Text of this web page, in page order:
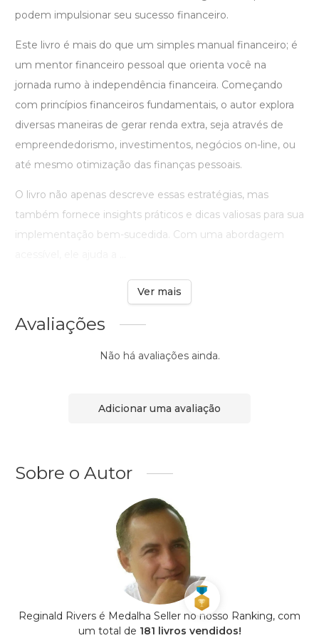
podem impulsionar seu sucesso financeiro.
Este livro é mais do que um simples manual financeiro; é
um mentor financeiro pessoal que orienta você na
jornada rumo à independência financeira. Começando
com princípios financeiros fundamentais, o autor explora
diversas maneiras de gerar renda extra, seja através de
empreendedorismo, investimentos, negócios on-line, ou
até mesmo otimização das finanças pessoais.
O livro não apenas descreve essas estratégias, mas
também fornece insights práticos e dicas valiosas para sua
implementação bem-sucedida. Com uma abordagem
Ver mais
Avaliações
Não há avaliações ainda.
Adicionar uma avaliação
Sobre o Autor
Reginald Rivers é Medalha Seller no nosso Ranking, com
um total de 181 livros vendidos!